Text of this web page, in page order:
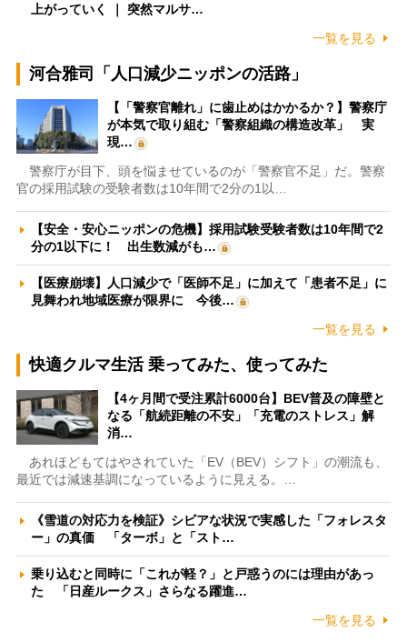
上がっていく ｜ 突然マルサ…
一覧を見る
河合雅司「人口減少ニッポンの活路」
【「警察官離れ」に歯止めはかかるか？】警察庁
が本気で取り組む「警察組織の構造改革」 実
現…
警察庁が目下、頭を悩ませているのが「警察官不足」だ。警察
官の採用試験の受験者数は10年間で2分の1以…
【安全・安心ニッポンの危機】採用試験受験者数は10年間で2
分の1以下に！ 出生数減がも…
【医療崩壊】人口減少で「医師不足」に加えて「患者不足」に
見舞われ地域医療が限界に 今後…
一覧を見る
快適クルマ生活 乗ってみた、使ってみた
【4ヶ月間で受注累計6000台】BEV普及の障壁と
なる「航続距離の不安」「充電のストレス」解
消…
あれほどもてはやされていた「EV（BEV）シフト」の潮流も、
最近では減速基調になっているように見える。…
《雪道の対応力を検証》シビアな状況で実感した「フォレスタ
ー」の真価 「ターボ」と「スト…
乗り込むと同時に「これが軽？」と戸惑うのには理由があっ
た 「日産ルークス」さらなる躍進…
一覧を見る